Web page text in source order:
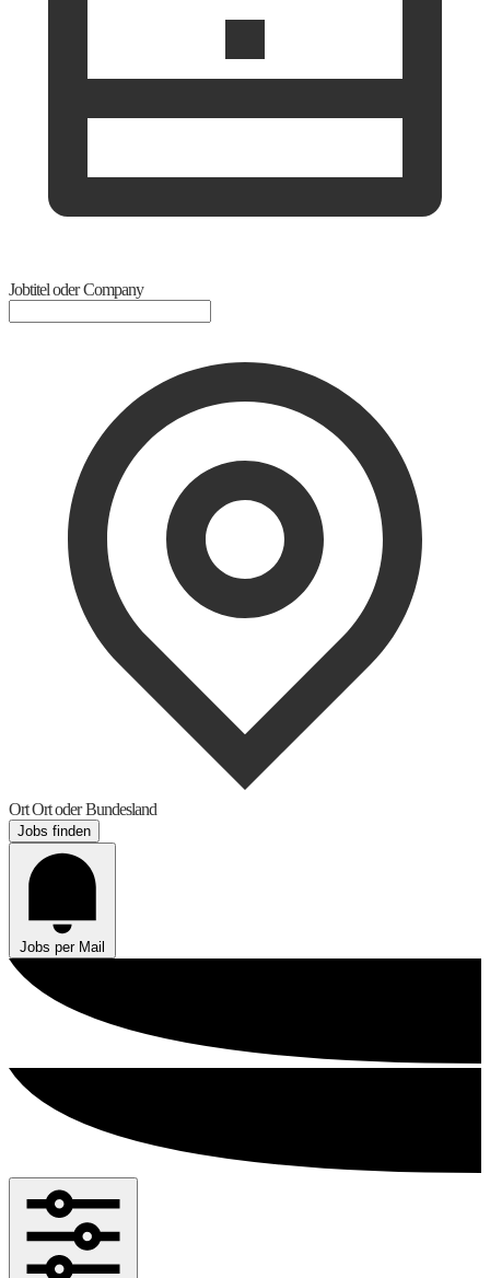
Jobtitel oder Company
OrtOrt oder Bundesland
Jobs finden
Jobs per Mail